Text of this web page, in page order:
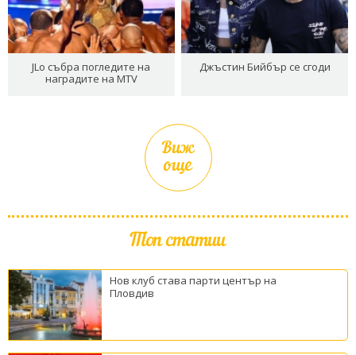
JLo събра погледите на
наградите на MTV
Джъстин Бийбър се сгоди
Виж
още
Топ статии
Нов клуб става парти център на
Пловдив